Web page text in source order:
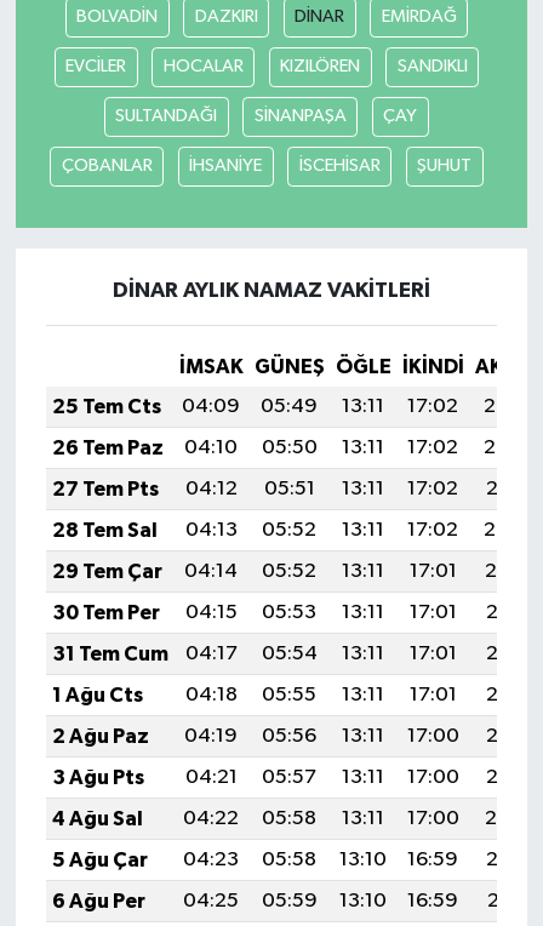
BOLVADİN DAZKIRI DİNAR EMİRDAĞ
EVCİLER HOCALAR KIZILÖREN SANDIKLI
SULTANDAĞI SİNANPAŞA ÇAY
ÇOBANLAR İHSANİYE İSCEHİSAR ŞUHUT
DİNAR AYLIK NAMAZ VAKITLERI
İMSAK GÜNEŞ ÖĞLE İKINDI
25 Tem Cts
04:09 05:49 13:11 17:02
20:23
26 Tem Paz
04:10 05:50 13:11 17:02
20:22
27 Tem Pts
04:12 05:51 13:11 17:02
20:21
28 Tem Sal
04:13 05:52 13:11 17:02
20:20
29 Tem Çar
04:14 05:52 13:11 17:01
20:19
30 Tem Per
04:15 05:53 13:11 17:01
20:18
31 Tem Cum
04:17 05:54 13:11 17:01
20:18
1 Ağu Cts
04:18 05:55 13:11 17:01
20:17
2 Ağu Paz
04:19 05:56 13:11 17:00
20:16
3 Ağu Pts
04:21 05:57 13:11 17:00
20:15
4 Ağu Sal
04:22 05:58 13:11 17:00
20:14
5 Ağu Çar
04:23 05:58 13:10 16:59
20:13
6 Ağu Per
04:25 05:59 13:10 16:59
20:11